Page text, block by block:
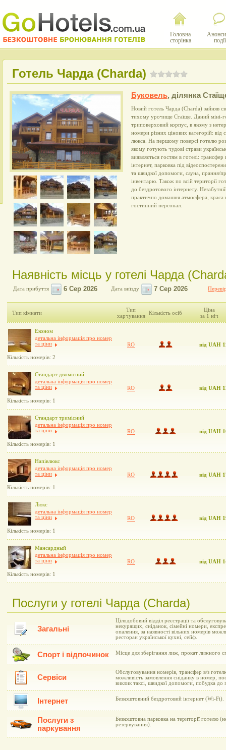
Головна
сторінка
події
Готель Чарда (Charda)
Буковель, ділянка
Новий готель Чарда (Charda) зайняв
тихому урочище Стаїще. Даний міні-
триповерховий корпус, в якому з
номери різних цінових категорій:
люкса. На першому поверсі готелю
якому готують чудові страви
виявляється гостям в готелі:
інтернет, парковка під
та швидкої допомоги, сауна, прання/
інвентарю. Також по всій території
до бездротового інтернету.
практично домашня атмосфера, краса
гостинний персонал.
Наявність місць у готелі Чарда
Дата прибуття Дата виїзду
Тип кімнати
Тип
харчування
Кількість осіб
Ціна
за 1 ніч
Економ
детальна інформація про номер
та ціни
Кількість номерів: 2
RO від UAH
Стандарт двомісний
детальна інформація про номер
та ціни
Кількість номерів: 1
RO від UAH
Стандарт тримісний
детальна інформація про номер
та ціни
Кількість номерів: 1
RO від UAH
Напівлюкс
детальна інформація про номер
та ціни
Кількість номерів: 1
RO від UAH
Люкс
детальна інформація про номер
та ціни
Кількість номерів: 1
RO від UAH
Мансардный
детальна інформація про номер
та ціни
Кількість номерів: 1
RO від UAH
Послуги у готелі Чарда (Charda)
Загальні
Цілодобовий відділ реєстрації та
некурящих, сніданок, сімейні номери,
опалення, за наявності вільних номерів
ресторан української кухні, сейф.
Спорт і відпочинок Місце для зберігання лиж, прокат лижного
Сервіси
Обслуговування номерів, трансфер в/з
можливість замовлення сніданку в номер,
виклик таксі, швидкої допомоги, побудка до
Інтернет Безкоштовний бездротовий інтернет (Wi-Fi).
Послуги з
паркування
Безкоштовна парковка на території готелю
резервування).